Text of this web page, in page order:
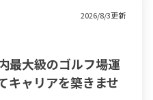
2026/8/3更新
最大級のゴルフ場運
キャリアを築きませ